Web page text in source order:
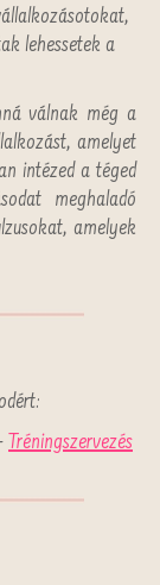
lehessetek a
válnak még a
amelyet
intézed a téged
meghaladó
amelyek
Tréningszervezés